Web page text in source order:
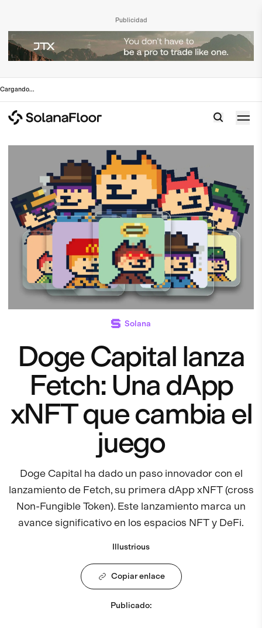
Publicidad
Cargando...
Solana
Doge Capital lanza
Fetch: Una dApp
xNFT que cambia el
juego
Doge Capital ha dado un paso innovador con el
lanzamiento de Fetch, su primera dApp xNFT (cross
Non-Fungible Token). Este lanzamiento marca un
avance significativo en los espacios NFT y DeFi.
Illustrious
Copiar enlace
Publicado: